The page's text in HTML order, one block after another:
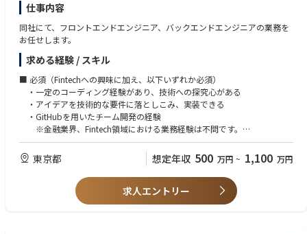
仕事内容
同社にて、フロントエンドエンジニア、バックエンドエンジニアの業務を
お任せします。
求める経験 / スキル
■ 必須（Fintechへの興味に加え、以下いずれか必須）
・一定のコーディング経験があり、技術への探究心がある
・アイデアを技術的な要件に落としこみ、実装できる
・GitHubを用いたチーム開発の経験
※金融業界、Fintech領域における業務経験は不問です。
■ 歓迎
★ フロントエンドエンジニア：
・Figmaを用いたデザイン経験、モック製作経験、TypeScript（Java
Script）の開発経験
・React若しくはNextJSを用いたwebサービスやwebアプリの開発経
東京都 想定年収 500 万円 ~ 1,100 万円
求人エントリー